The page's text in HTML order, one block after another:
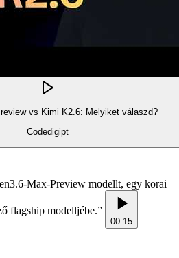
vs Kimi K2.6: Melyiket válaszd?
Codedigipt
Max-Preview modellt, egy korai
flagship modelljébe.”
00:15